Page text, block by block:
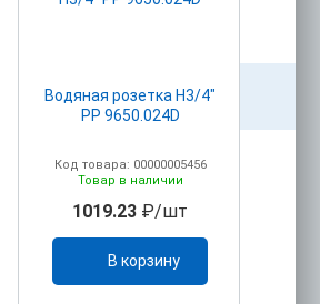
Водяная розетка Н3/4"
PP 9650.024D
Код товара: 00000005456
Товар в наличии
1019.23 ₽/шт
В корзину